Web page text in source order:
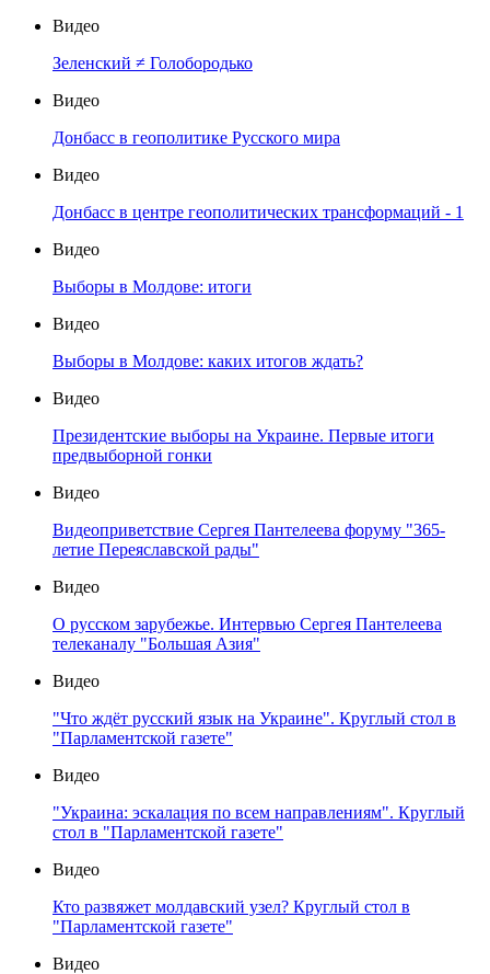
Видео
Зеленский ≠ Голобородько
Видео
Донбасс в геополитике Русского мира
Видео
Донбасс в центре геополитических трансформаций - 1
Видео
Выборы в Молдове: итоги
Видео
Выборы в Молдове: каких итогов ждать?
Видео
Президентские выборы на Украине. Первые итоги
предвыборной гонки
Видео
Видеоприветствие Сергея Пантелеева форуму "365-
летие Переяславской рады"
Видео
О русском зарубежье. Интервью Сергея Пантелеева
телеканалу "Большая Азия"
Видео
"Что ждёт русский язык на Украине". Круглый стол в
"Парламентской газете"
Видео
"Украина: эскалация по всем направлениям". Круглый
стол в "Парламентской газете"
Видео
Кто развяжет молдавский узел? Круглый стол в
"Парламентской газете"
Видео